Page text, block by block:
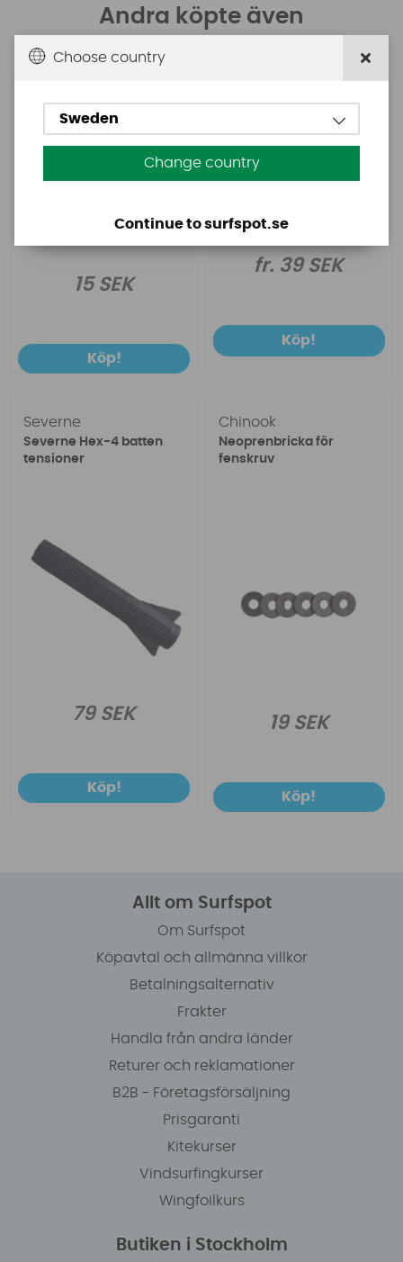
Andra köpte även
fenskruv
15 SEK
Köp!
fr. 39 SEK
Köp!
Severne
Severne Hex-4 batten
tensioner
79 SEK
Köp!
Chinook
Neoprenbricka för
fenskruv
19 SEK
Köp!
Allt om Surfspot
Om Surfspot
Köpavtal och allmänna villkor
Betalningsalternativ
Frakter
Handla från andra länder
Returer och reklamationer
B2B - Företagsförsäljning
Prisgaranti
Kitekurser
Vindsurfingkurser
Wingfoilkurs
Butiken i Stockholm
Choose country
Sweden
Change country
Continue to surfspot.se